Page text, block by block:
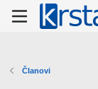
Članovi